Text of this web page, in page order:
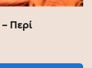
Περί